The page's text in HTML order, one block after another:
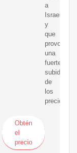
a
Israel
y
que
provocó
una
fuerte
subida
de
los
precios.
Obtén
el
precio